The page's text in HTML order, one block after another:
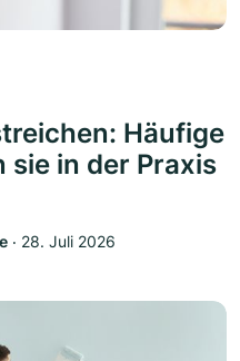
Häufige
sie in der Praxis
‧ 28. Juli 2026